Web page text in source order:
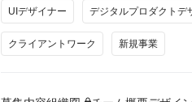
UIデザイナー デジタルプロダクトデ
クライアントワーク 新規事業